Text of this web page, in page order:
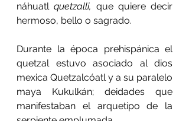
náhuatl quetzalli, que quiere decir
hermoso, bello o sagrado.
Durante la época prehispánica el
quetzal estuvo asociado al dios
mexica Quetzalcóatl y a su paralelo
maya Kukulkán; deidades que
manifestaban el arquetipo de la